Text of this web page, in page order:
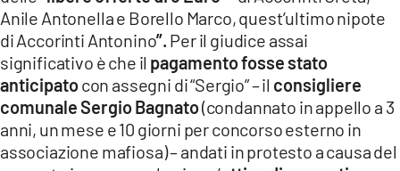
Anile Antonella e Borello Marco, quest’ultimo nipote
di Accorinti Antonino”. Per il giudice assai
significativo è che il pagamento fosse stato
anticipatocon assegni di “Sergio” – il consigliere
comunale Sergio Bagnato(condannato in appello a 3
anni, un mese e 10 giorni per concorso esterno in
associazione mafiosa) – andati in protesto a causa del